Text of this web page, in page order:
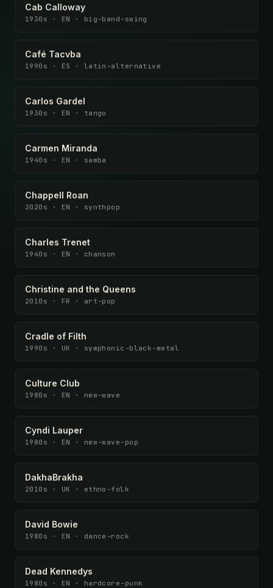
Cab Calloway
1930s · EN · big-band-swing
Café Tacvba
1990s · ES · latin-alternative
Carlos Gardel
1930s · EN · tango
Carmen Miranda
1940s · EN · samba
Chappell Roan
2020s · EN · synthpop
Charles Trenet
1940s · EN · chanson
Christine and the Queens
2010s · FR · art-pop
Cradle of Filth
1990s · UK · symphonic-black-metal
Culture Club
1980s · EN · new-wave
Cyndi Lauper
1980s · EN · new-wave-pop
DakhaBrakha
2010s · UK · ethno-folk
David Bowie
1980s · EN · dance-rock
Dead Kennedys
1980s · EN · hardcore-punk